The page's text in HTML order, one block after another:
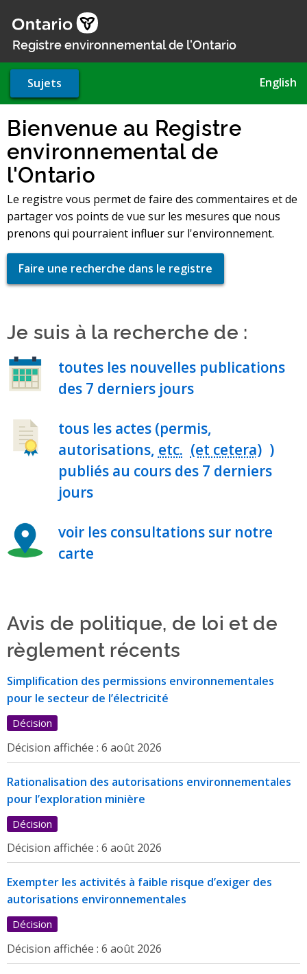
au
contenu
Registre environnemental de l'Ontario
Sujets English
Bienvenue au Registre
environnemental de
l'Ontario
Le registre vous permet de faire des commentaires et de
partager vos points de vue sur les mesures que nous
prenons qui pourraient influer sur l'environnement.
Faire une recherche dans le registre
Je suis à la recherche de :
toutes les nouvelles publications
des 7 derniers jours
tous les actes (permis,
autorisations, etc.
)
publiés au cours des 7 derniers
jours
voir les consultations sur notre
carte
Avis de politique, de loi et de
règlement récents
Simplification des permissions environnementales
pour le secteur de l’électricité
Décision
Décision affichée : 6 août 2026
Rationalisation des autorisations environnementales
pour l’exploration minière
Décision
Décision affichée : 6 août 2026
Exempter les activités à faible risque d’exiger des
autorisations environnementales
Décision
Décision affichée : 6 août 2026